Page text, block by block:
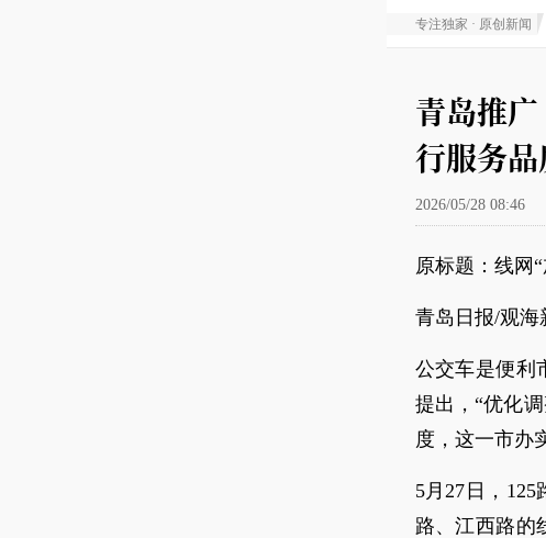
专注独家 · 原创新闻
青岛推
行服务品
2026/05/28 08:46
原标题：线网
青岛日报/观
公交车是便利
提出，“优化
度，这一市
5月27日，
路、江西路的